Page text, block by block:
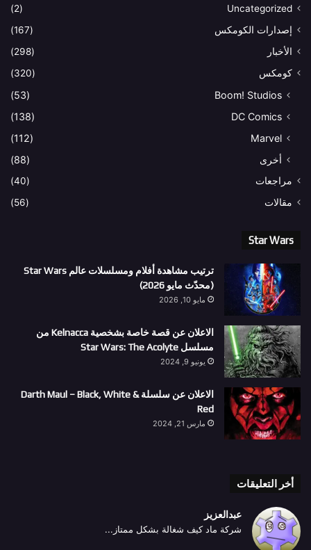
Uncategorized
(2)
إصدارات الكومكس
(167)
الأخبار
(298)
كومكس
(320)
Boom! Studios
(53)
DC Comics
(138)
Marvel
(112)
أخرى
(88)
مراجعات
(40)
مقالات
(56)
Star Wars
ترتيب مشاهدة أفلام ومسلسلات عالم Star Wars
(محدّث مايو 2026)
مايو 10, 2026
الاعلان عن قصة خاصة بشخصية Kelnacca من
مسلسل Star Wars: The Acolyte
يونيو 9, 2024
الاعلان عن سلسلة Darth Maul – Black, White &
Red
مارس 21, 2024
أخر التعليقات
عبدالعزيز
شركة ماد كيف شغالة بشكل ممتاز...